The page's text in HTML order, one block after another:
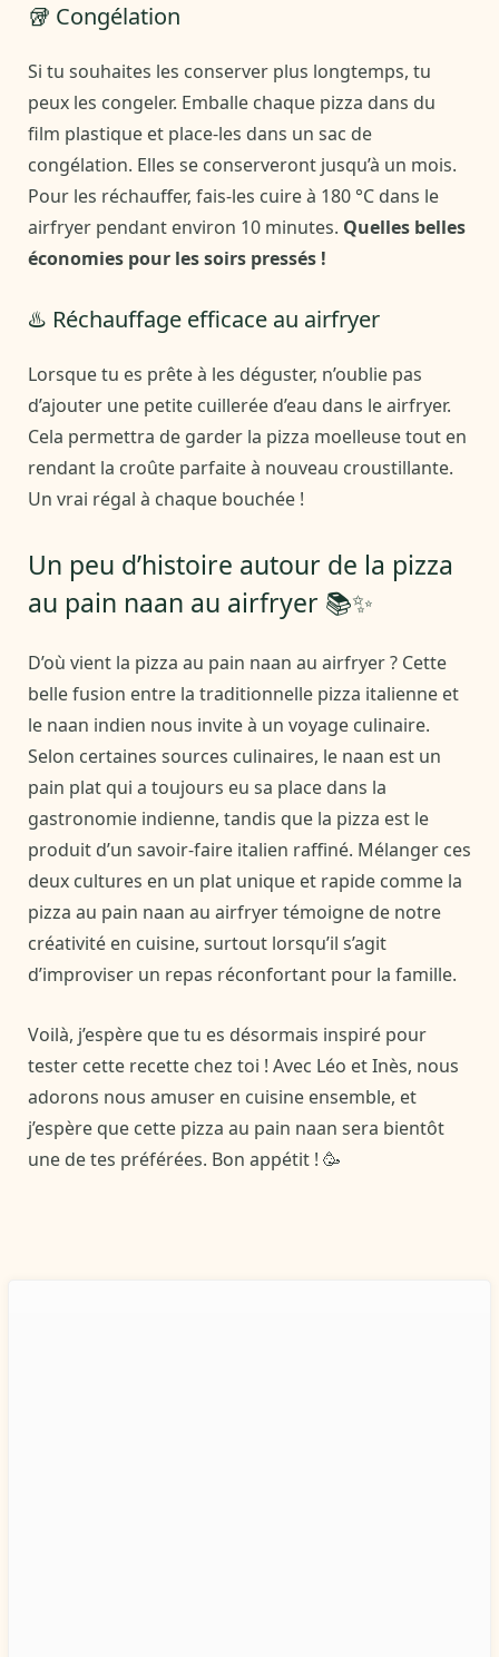
🥡 Congélation
Si tu souhaites les conserver plus longtemps, tu
peux les congeler. Emballe chaque pizza dans du
film plastique et place-les dans un sac de
congélation. Elles se conserveront jusqu’à un mois.
Pour les réchauffer, fais-les cuire à 180 °C dans le
airfryer pendant environ 10 minutes. Quelles belles
économies pour les soirs pressés !
♨️ Réchauffage efficace au airfryer
Lorsque tu es prête à les déguster, n’oublie pas
d’ajouter une petite cuillerée d’eau dans le airfryer.
Cela permettra de garder la pizza moelleuse tout en
rendant la croûte parfaite à nouveau croustillante.
Un vrai régal à chaque bouchée !
Un peu d’histoire autour de la pizza
au pain naan au airfryer 📚✨
D’où vient la pizza au pain naan au airfryer ? Cette
belle fusion entre la traditionnelle pizza italienne et
le naan indien nous invite à un voyage culinaire.
Selon certaines sources culinaires, le naan est un
pain plat qui a toujours eu sa place dans la
gastronomie indienne, tandis que la pizza est le
produit d’un savoir-faire italien raffiné. Mélanger ces
deux cultures en un plat unique et rapide comme la
pizza au pain naan au airfryer témoigne de notre
créativité en cuisine, surtout lorsqu’il s’agit
d’improviser un repas réconfortant pour la famille.
Voilà, j’espère que tu es désormais inspiré pour
tester cette recette chez toi ! Avec Léo et Inès, nous
adorons nous amuser en cuisine ensemble, et
j’espère que cette pizza au pain naan sera bientôt
une de tes préférées. Bon appétit ! 🥳